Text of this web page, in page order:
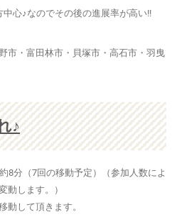
心♪なのでその後の進展率が高い!!
市・富田林市・貝塚市・高石市・羽曳
♪
（7回の移動予定）
（参加人数によ
動します。）
動して頂きます。